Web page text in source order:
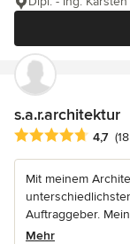
s.a.r.architektur
Durchschnittliche
4,7
Mit meinem
Auftraggeber.
Mehr